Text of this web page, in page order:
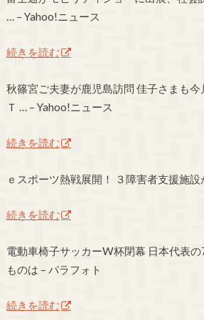
… – Yahoo!ニュース
続きを読む
秋篠宮ご夫妻が鹿児島訪問 佳子さまも今
Ｔ … – Yahoo!ニュース
続きを読む
ｅスポーツ熱戦展開！ ３障害者支援施
続きを読む
電動車椅子サッカーW杯閉幕 日本代表
ものは – パラフォト
続きを読む